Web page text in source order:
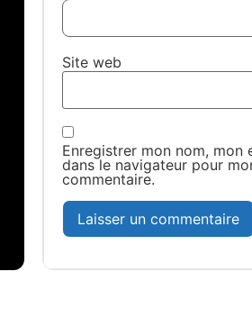
Site web
Enregistrer mon nom, mon
dans le navigateur pour
commentaire.